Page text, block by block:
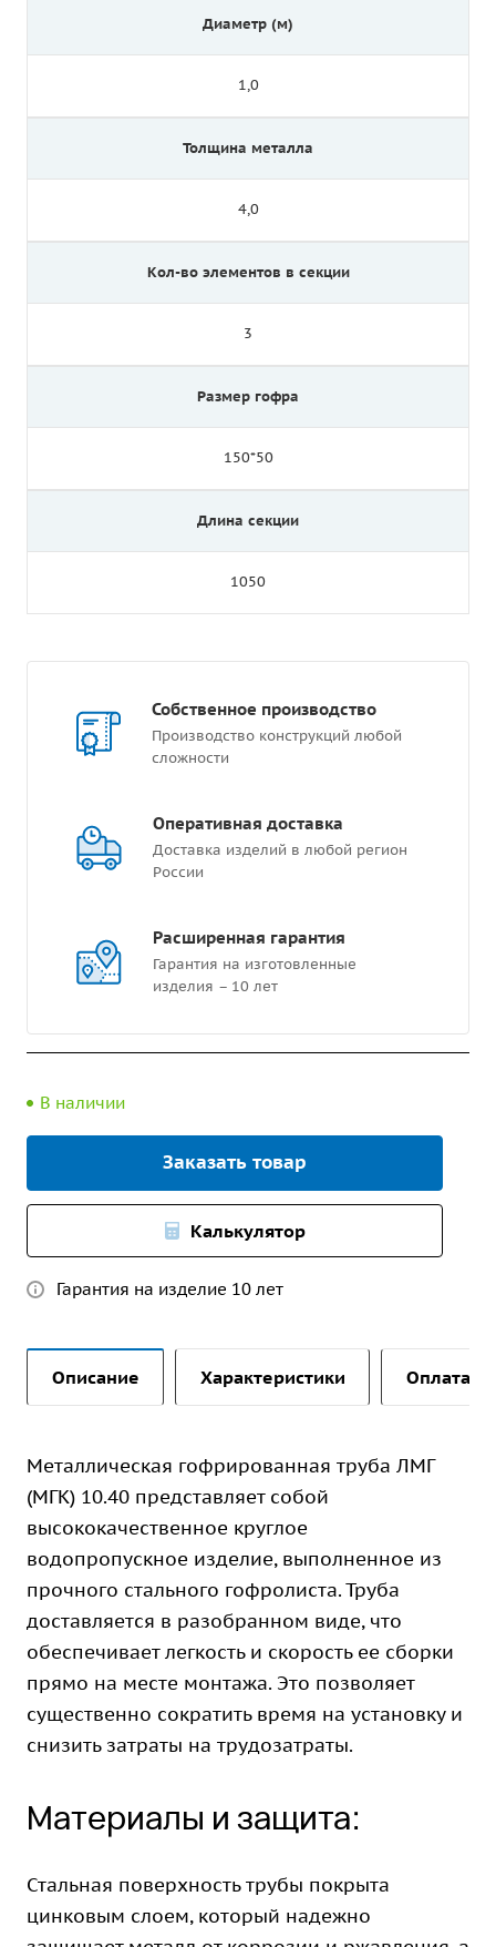
Диаметр (м)
1,0
Толщина металла
4,0
Кол-во элементов в секции
3
Размер гофра
150*50
Длина секции
1050
Собственное производство
Производство конструкций любой
сложности
Оперативная доставка
Доставка изделий в любой регион
России
Расширенная гарантия
Гарантия на изготовленные
изделия – 10 лет
В наличии
Заказать товар
Калькулятор
Гарантия на изделие 10 лет
Описание Характеристики Оплата и
Металлическая гофрированная труба ЛМГ
(МГК) 10.40 представляет собой
высококачественное круглое
водопропускное изделие, выполненное из
прочного стального гофролиста. Труба
доставляется в разобранном виде, что
обеспечивает легкость и скорость ее сборки
прямо на месте монтажа. Это позволяет
существенно сократить время на установку и
снизить затраты на трудозатраты.
Материалы и защита:
Стальная поверхность трубы покрыта
цинковым слоем, который надежно